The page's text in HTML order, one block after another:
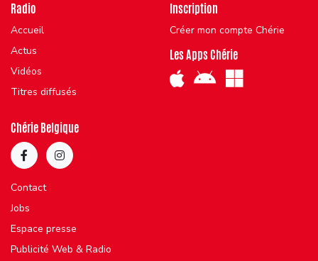
Radio
Accueil
Actus
Vidéos
Titres diffusés
Inscription
Créer mon compte Chérie
Les Apps Chérie
Chérie Belgique
Contact
Jobs
Espace presse
Publicité Web & Radio